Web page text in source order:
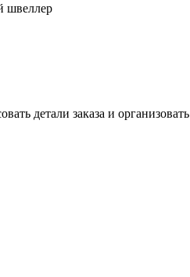
швеллер
детали заказа и